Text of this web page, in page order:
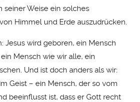
seiner Weise ein solches
Himmel und Erde auszudrücken.
Jesus wird geboren, ein Mensch
Mensch wie wir alle, ein
Und ist doch anders als wir:
Geist – ein Mensch, der so vom
beeinflusst ist, dass er Gott recht